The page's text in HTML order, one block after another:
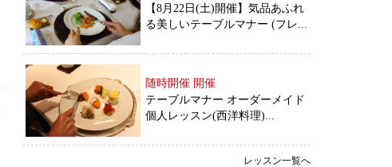
【8月22日(土)開催】気品あふれ
る美しいテーブルマナー (フレ...
随時開催 開催
テーブルマナー オーダーメイド
個人レッスン(西洋料理)...
レッスン一覧へ